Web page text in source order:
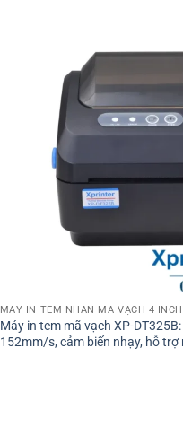
MÁY IN TEM NHÃN MÃ VẠCH 4 INCH
Máy in tem mã vạch XP-
152mm/s, cảm biến nhạy, hỗ trợ